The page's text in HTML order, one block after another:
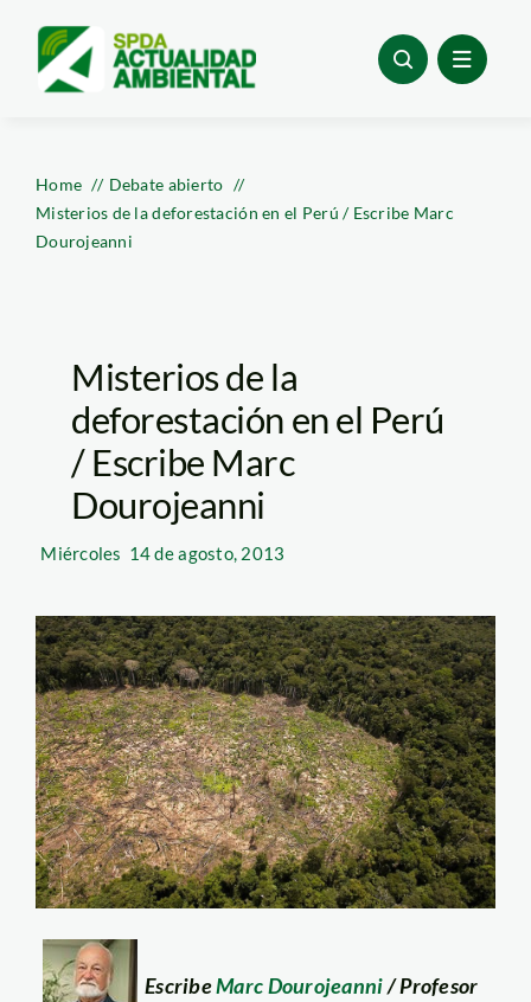
content
Home
Debate abierto
Misterios de la deforestación en el Perú / Escribe Marc
Dourojeanni
Misterios de la
deforestación en el Perú
/ Escribe Marc
Dourojeanni
Miércoles 14 de agosto, 2013
EscribeMarc Dourojeanni/ Profesor